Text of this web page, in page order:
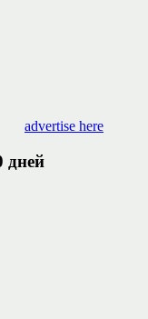
advertise here
дней